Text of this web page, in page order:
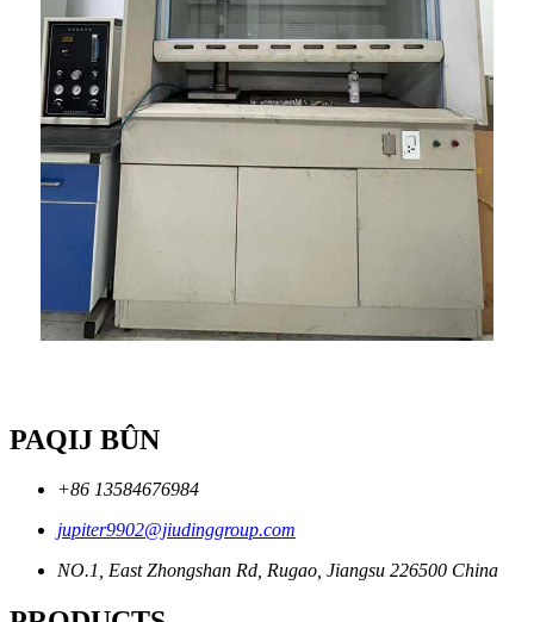
PAQIJ BÛN
+86 13584676984
jupiter9902@jiudinggroup.com
NO.1, East Zhongshan Rd, Rugao, Jiangsu 226500 China